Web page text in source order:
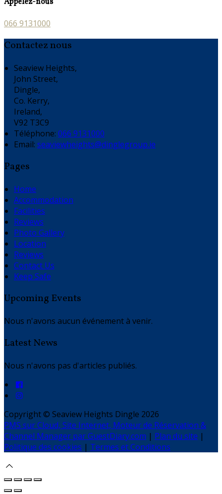
066 9131000
Contactez nous
Seaview Heights,
John Street,
Dingle,
Co. Kerry,
Ireland,
V92 T3C9
Téléphone: 066 9131000
Email: seaviewheights@dinglegroup.ie
Pages
Home
Accommodation
Facilities
Reviews
Photo Gallery
Location
Reviews
Contact Us
Keep Safe
Upcoming Events
Nous n'avons aucun événement à venir.
Latest News
Nous n'avons pas d'articles publiés.
Copyright © Seaview Heights Dingle 2026
PMS sur Cloud, Site Internet, Moteur de Réservation &
Channel Manager par GuestDiary.com | Plan du site |
Politique des cookies | Termes et Conditions